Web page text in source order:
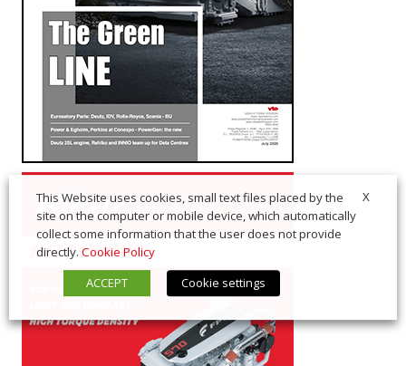
X
This Website uses cookies, small text files placed by the
site on the computer or mobile device, which automatically
collect some information that the user does not provide
directly. Cookie Policy
ACCEPT
Cookie settings